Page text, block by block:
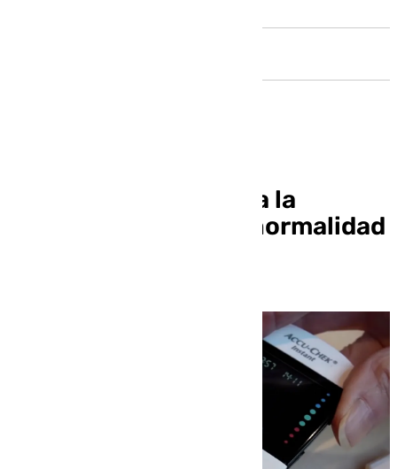
No estás solo frente a la
diabetes»: Vivir con normalidad